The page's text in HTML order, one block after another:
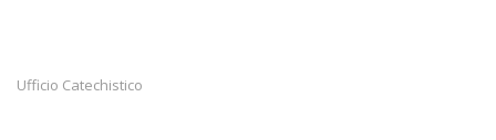
Ufficio Catechistico